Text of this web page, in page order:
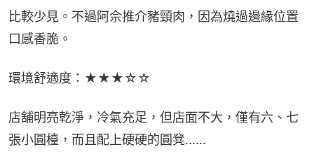
比較少見。不過阿佘推介豬頸肉，因為燒過邊緣位置
口感香脆。
環境舒適度：★★★☆☆
店舖明亮乾淨，冷氣充足，但店面不大，僅有六、七
張小圓檯，而且配上硬硬的圓凳......